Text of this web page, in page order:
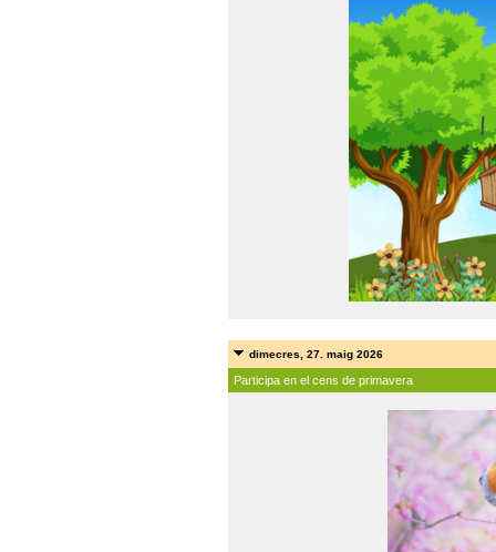
dimecres, 27. maig 2026
Participa en el cens de primavera